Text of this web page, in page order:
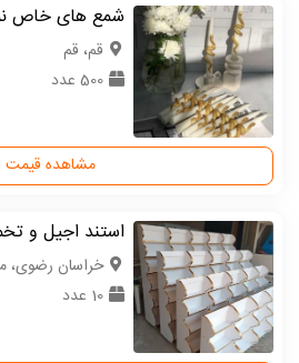
شمع های خاص نماد
قم، قم
500 عدد
مشاهده قیمت
استند اجیل و
خراسان رضوی،
10 عدد